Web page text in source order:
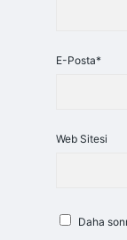
E-Posta*
Web Sitesi
Daha